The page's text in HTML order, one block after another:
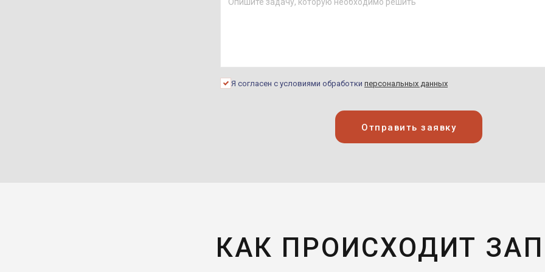
Я согласен с условиями обработки персональных данных
Отправить заявку
КАК ПРОИСХОДИТ